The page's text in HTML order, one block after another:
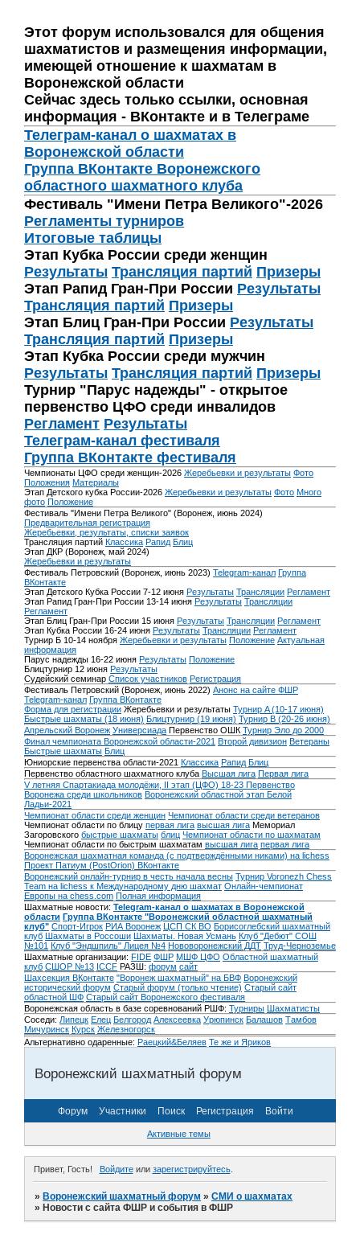
Этот форум использовался для общения
шахматистов и размещения информации,
имеющей отношение к шахматам в
Воронежской области
Сейчас здесь только ссылки, основная
информация - ВКонтакте и в Телеграме
Телеграм-канал о шахматах в
Воронежской области
Группа ВКонтакте Воронежского
областного шахматного клуба
Фестиваль "Имени Петра Великого"-2026
Регламенты турниров
Итоговые таблицы
Этап Кубка России среди женщин
Результаты Трансляция партий Призеры
Этап Рапид Гран-При России Результаты
Трансляция партий Призеры
Этап Блиц Гран-При России Результаты
Трансляция партий Призеры
Этап Кубка России среди мужчин
Результаты Трансляция партий Призеры
Турнир "Парус надежды" - открытое
первенство ЦФО среди инвалидов
Регламент Результаты
Телеграм-канал фестиваля
Группа ВКонтакте фестиваля
Чемпионаты ЦФО среди женщин-2026 Жеребьевки и результаты Фото
Положения Материалы
Этап Детского кубка России-2026 Жеребьевки и результаты Фото Много
фото Положение
Фестиваль "Имени Петра Великого" (Воронеж, июнь 2024)
Предварительная регистрация
Жеребьевки, результаты, списки заявок
Трансляция партий Классика Рапид Блиц
Этап ДКР (Воронеж, май 2024)
Жеребьевки и результаты
Фестиваль Петровский (Воронеж, июнь 2023) Telegram-канал Группа
ВКонтакте
Этап Детского Кубка России 7-12 июня Результаты Трансляции Регламент
Этап Рапид Гран-При России 13-14 июня Результаты Трансляции
Регламент
Этап Блиц Гран-При России 15 июня Результаты Трансляции Регламент
Этап Кубка России 16-24 июня Результаты Трансляции Регламент
Турнир Б 10-14 ноября Жеребьевки и результаты Положение Актуальная
информация
Парус надежды 16-22 июня Результаты Положение
Блицтурнир 12 июня Результаты
Судейский семинар Список участников Регистрация
Фестиваль Петровский (Воронеж, июнь 2022) Анонс на сайте ФШР
Telegram-канал Группа ВКонтакте
Форма для регистрации Жеребьевки и результаты Турнир A (10-17 июня)
Быстрые шахматы (18 июня) Блицтурнир (19 июня) Турнир B (20-26 июня)
Апрельский Воронеж Универсиада Первенство ОШК Турнир Эло до 2000
Финал чемпионата Воронежской области-2021 Второй дивизион Ветераны
Быстрые шахматы Блиц
Юниорские первенства области-2021 Классика Рапид Блиц
Первенство областного шахматного клуба Высшая лига Первая лига
V летняя Спартакиада молодёжи, II этап (ЦФО) 18-23 Первенство
Воронежа среди школьников Воронежский областной этап Белой
Ладьи-2021
Чемпионат области среди женщин Чемпионат области среди ветеранов
Чемпионат области по блицу первая лига высшая лига Мемориал
Загоровского быстрые шахматы блиц Чемпионат области по шахматам
Чемпионат области по быстрым шахматам высшая лига первая лига
Воронежская шахматная команда (с подтверждёнными никами) на lichess
Проект Патиум (PostOrion) ВКонтакте
Воронежский онлайн-турнир в честь начала весны Турнир Voronezh Chess
Team на lichess к Международному дню шахмат Онлайн-чемпионат
Европы на chess.com Полная информация
Шахматные новости: Telegram-канал о шахматах в Воронежской
области Группа ВКонтакте "Воронежский областной шахматный
клуб" Спорт-Игрок РИА Воронеж ЦСП СК ВО Борисоглебский шахматный
клуб Шахматы в Россоши Шахматы. Новая Усмань Клуб "Дебют" СОШ
№101 Клуб "Эндшпиль" Лицея №4 Нововоронежский ДДТ Труд-Черноземье
Шахматные организации: FIDE ФШР МШФ ЦФО Областной шахматный
клуб СШОР №13 ICCF РАЗШ: форум сайт
Шахсекция ВКонтакте "Воронеж шахматный" на БВФ Воронежский
исторический форум Cтарый форум (только чтение) Старый сайт
областной ШФ Старый сайт Воронежского фестиваля
Воронежская область в базе соревнований РШФ: Турниры Шахматисты
Соседи: Липецк Елец Белгород Алексеевка Урюпинск Балашов Тамбов
Мичуринск Курск Железногорск
Альтернативно одаренные: Раецкий&Беляев Те же и Яриков
Воронежский шахматный форум
Форум Участники Поиск Регистрация Войти
Активные темы
Привет, Гость! Войдитеили зарегистрируйтесь.
»Воронежский шахматный форум »СМИ о шахматах
»Новости с сайта ФШР и события в ФШР